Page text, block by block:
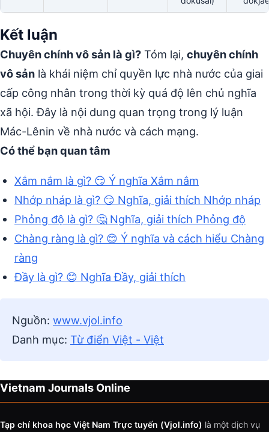
Kết luận
Chuyên chính vô sản là gì? Tóm lại, chuyên chính
vô sản là khái niệm chỉ quyền lực nhà nước của giai
cấp công nhân trong thời kỳ quá độ lên chủ nghĩa
xã hội. Đây là nội dung quan trọng trong lý luận
Mác-Lênin về nhà nước và cách mạng.
Có thể bạn quan tâm
Xắm nắm là gì? 😏 Ý nghĩa Xắm nắm
Nhớp nháp là gì? 😏 Nghĩa, giải thích Nhớp nháp
Phỏng độ là gì? 🤔 Nghĩa, giải thích Phỏng độ
Chàng ràng là gì? 😊 Ý nghĩa và cách hiểu Chàng
ràng
Đầy là gì? 😊 Nghĩa Đầy, giải thích
Nguồn: www.vjol.info
Danh mục: Từ điển Việt - Việt
Vietnam Journals Online
Tạp chí khoa học Việt Nam Trực tuyến (Vjol.info) là một dịch vụ